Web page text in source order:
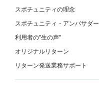
スポチュニティの理念
スポチュニティ・アンバサダー
利用者の"生の声"
オリジナルリターン
リターン発送業務サポート